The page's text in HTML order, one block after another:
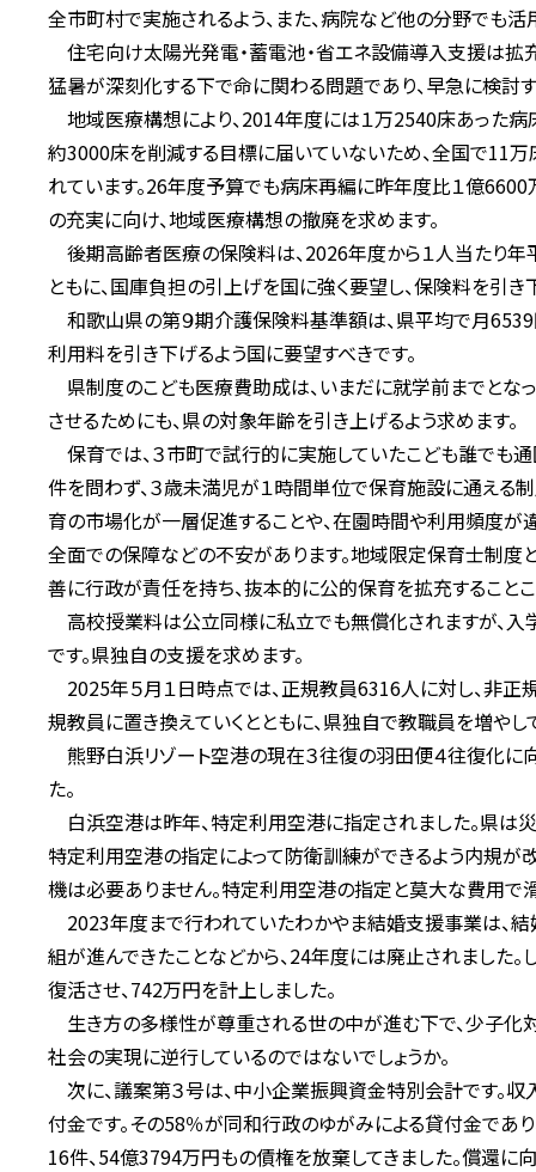
全市町村で実施されるよう、また、病院など他の分野でも活
住宅向け太陽光発電・蓄電池・省エネ設備導入支援は拡
猛暑が深刻化する下で命に関わる問題であり、早急に検討す
地域医療構想により、2014年度には１万2540床あった病
約3000床を削減する目標に届いていないため、全国で11
れています。26年度予算でも病床再編に昨年度比１億
の充実に向け、地域医療構想の撤廃を求めます。
後期高齢者医療の保険料は、2026年度から１人当たり
ともに、国庫負担の引上げを国に強く要望し、保険料を引き
和歌山県の第９期介護保険料基準額は、県平均で月6539
利用料を引き下げるよう国に要望すべきです。
県制度のこども医療費助成は、いまだに就学前までとな
させるためにも、県の対象年齢を引き上げるよう求めます。
保育では、３市町で試行的に実施していたこども誰でも
件を問わず、３歳未満児が１時間単位で保育施設に通える
育の市場化が一層促進することや、在園時間や利用頻度
全面での保障などの不安があります。地域限定保育士制度
善に行政が責任を持ち、抜本的に公的保育を拡充することこ
高校授業料は公立同様に私立でも無償化されますが、
です。県独自の支援を求めます。
2025年５月１日時点では、正規教員6316人に対し、非
規教員に置き換えていくとともに、県独自で教職員を増や
熊野白浜リゾート空港の現在３往復の羽田便４往復化に
た。
白浜空港は昨年、特定利用空港に指定されました。県は
特定利用空港の指定によって防衛訓練ができるよう内規
機は必要ありません。特定利用空港の指定と莫大な費用で
2023年度まで行われていたわかやま結婚支援事業は、
組が進んできたことなどから、24年度には廃止されました
復活させ、742万円を計上しました。
生き方の多様性が尊重される世の中が進む下で、少子化
社会の実現に逆行しているのではないでしょうか。
次に、議案第３号は、中小企業振興資金特別会計です。
付金です。その58％が同和行政のゆがみによる貸付金であ
16件、54億3794万円もの債権を放棄してきました。償還に